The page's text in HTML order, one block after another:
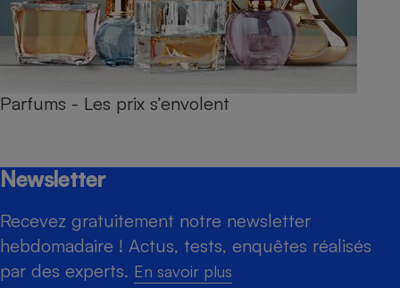
Parfums - Les prix s’envolent
Newsletter
Recevez gratuitement notre newsletter
hebdomadaire ! Actus, tests, enquêtes réalisés
par des experts. En savoir plus